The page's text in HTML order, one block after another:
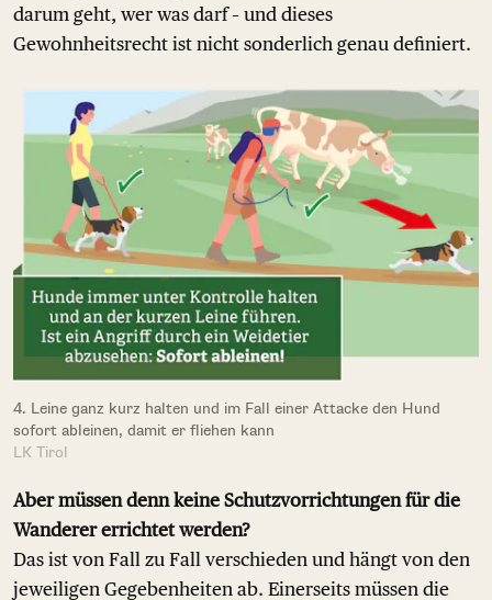
darum geht, wer was darf – und dieses
Gewohnheitsrecht ist nicht sonderlich genau definiert.
4. Leine ganz kurz halten und im Fall einer Attacke den Hund
sofort ableinen, damit er fliehen kann
LK Tirol
Aber müssen denn keine Schutzvorrichtungen für die
Wanderer errichtet werden?
Das ist von Fall zu Fall verschieden und hängt von den
jeweiligen Gegebenheiten ab. Einerseits müssen die